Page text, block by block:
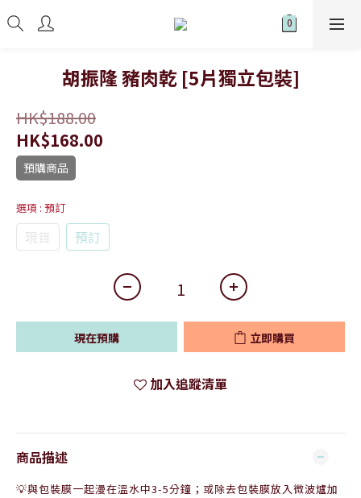
胡振隆 豬肉乾 [5片獨立包裝]
HK$188.00
HK$168.00
預購商品
選項 : 預訂
現貨 預訂
現在預購 立即購買
加入追蹤清單
商品描述
💡與包裝膜一起漫在溫水中3-5分鐘；或除去包裝膜放入微波爐加